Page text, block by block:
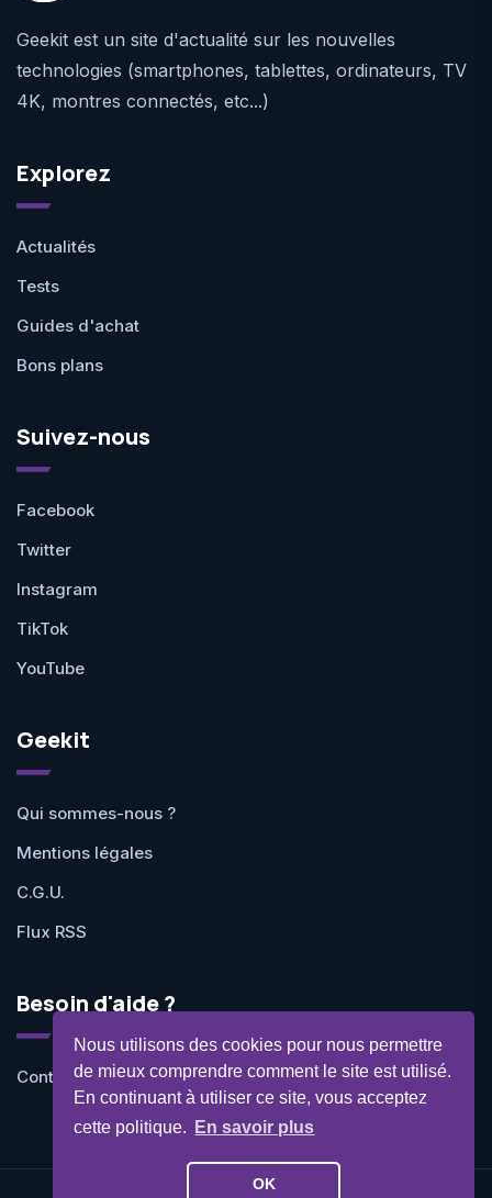
Nous utilisons des cookies pour nous permettre
de mieux comprendre comment le site est utilisé.
En continuant à utiliser ce site, vous acceptez
cette politique.
En savoir plus
OK
Geekit est un site d'actualité sur les nouvelles
technologies (smartphones, tablettes, ordinateurs, TV
4K, montres connectés, etc...)
Explorez
Actualités
Tests
Guides d'achat
Bons plans
Suivez-nous
Facebook
Twitter
Instagram
TikTok
YouTube
Geekit
Qui sommes-nous ?
Mentions légales
C.G.U.
Flux RSS
Besoin d'aide ?
Contactez-nous